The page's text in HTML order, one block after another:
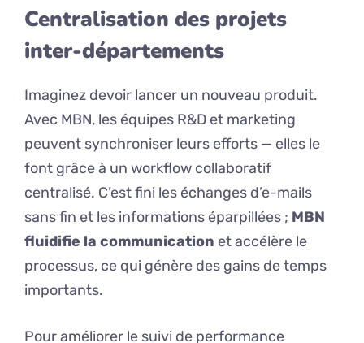
Centralisation des projets
inter-départements
Imaginez devoir lancer un nouveau produit.
Avec MBN, les équipes R&D et marketing
peuvent synchroniser leurs efforts — elles le
font grâce à un workflow collaboratif
centralisé. C’est fini les échanges d’e-mails
sans fin et les informations éparpillées ; MBN
fluidifie la communication et accélère le
processus, ce qui génère des gains de temps
importants.
Pour améliorer le suivi de performance